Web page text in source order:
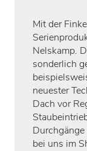
Mit der
Nelskamp.
sonderlich
neuester
Dach vor
bei uns im